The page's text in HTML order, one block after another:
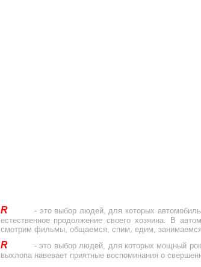
RDrive
- это выбор людей, для которых
естественное продолжение своего хозяина. В
смотрим фильмы, общаемся, спим, едим,
RDrive
- это выбор людей, для которых мощный
выхлопа навевает приятные воспоминания о